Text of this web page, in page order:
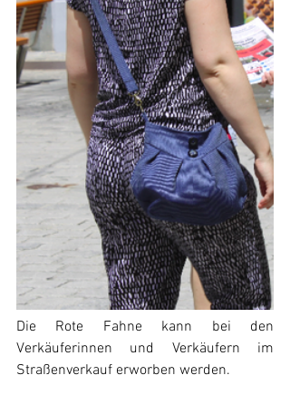
Die Rote Fahne kann bei den
Verkäuferinnen und Verkäufern im
Straßenverkauf erworben werden.